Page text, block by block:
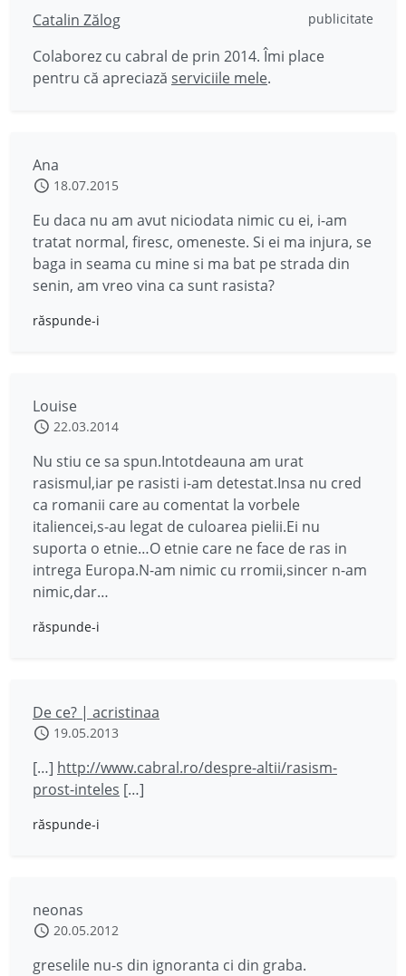
Catalin Zălog publicitate
Colaborez cu cabral de prin 2014. Îmi place
pentru că apreciază serviciile mele.
Ana
18.07.2015
Eu daca nu am avut niciodata nimic cu ei, i-am
tratat normal, firesc, omeneste. Si ei ma injura, se
baga in seama cu mine si ma bat pe strada din
senin, am vreo vina ca sunt rasista?
răspunde-i
Louise
22.03.2014
Nu stiu ce sa spun.Intotdeauna am urat
rasismul,iar pe rasisti i-am detestat.Insa nu cred
ca romanii care au comentat la vorbele
italiencei,s-au legat de culoarea pielii.Ei nu
suporta o etnie…O etnie care ne face de ras in
intrega Europa.N-am nimic cu rromii,sincer n-am
nimic,dar…
răspunde-i
De ce? | acristinaa
19.05.2013
[…] http://www.cabral.ro/despre-altii/rasism-
prost-inteles […]
răspunde-i
neonas
20.05.2012
greselile nu-s din ignoranta ci din graba.